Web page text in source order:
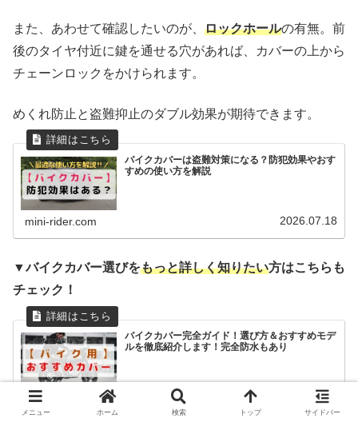
また、あわせて確認したいのが、 ロックホールの有無。前
後のタイヤ付近に鍵を通せる穴があれば、カバーの上から
チェーンロックをかけられます。
めくれ防止と盗難抑止のダブル効果が期待できます。
バイクカバーは盗難対策になる？防犯効果やおす
すめの使い方を解説
mini-rider.com 2026.07.18
▼バイクカバー選びをもっと詳しく知りたい方はこちらも
チェック！
バイクカバー完全ガイド！選び方＆おすすめモデ
ルを徹底紹介します！完全防水もあり
mini-rider.com 2026.08.01
メニュー ホーム 検索 トップ サイドバー